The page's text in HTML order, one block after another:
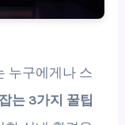
누구에게나 스
는 3가지 꿀팁